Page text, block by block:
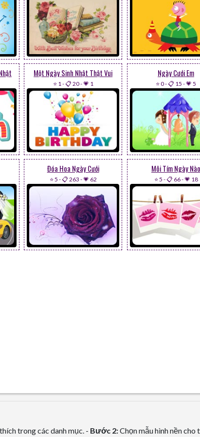
Một Ngày Sinh Nhật Thật Vui
⭐ 1-📋 20-💗 1
Ngày Cưới Em
⭐ 0-📋 15 -💗 5
Đóa Hoa Ngày Cưới
⭐ 5 -📋 263 -💗 62
Môi Tím Ngày Nào
⭐ 5 -📋 66-💗 18
trong các danh mục. - Bước 2:Chọn mẫu hình nền